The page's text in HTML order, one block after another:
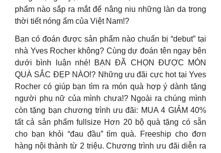
phẩm nào sắp ra mắt để nâng niu những làn da trong
thời tiết nóng ẩm của Việt Nam!?
Bạn có đoán được sản phẩm nào chuẩn bị “debut” tại
nhà Yves Rocher không? Cùng dự đoán tên ngay bên
dưới bình luận nhé! BẠN ĐÃ CHỌN ĐƯỢC MÓN
QUÀ SẮC ĐẸP NÀO!? Những ưu đãi cực hot tại Yves
Rocher có giúp bạn tìm ra món quà hợp ý dành tặng
người phụ nữ của mình chưa!? Ngoài ra chúng mình
còn tặng bạn chương trình ưu đãi: MUA 4 GIẢM 40%
tất cả sản phẩm fullsize Hơn 20 bộ quà tặng có sẵn
cho bạn khỏi “đau đầu” tìm quà. Freeship cho đơn
hàng nội thành từ 2 triệu. Chương trình ưu đãi diễn ra